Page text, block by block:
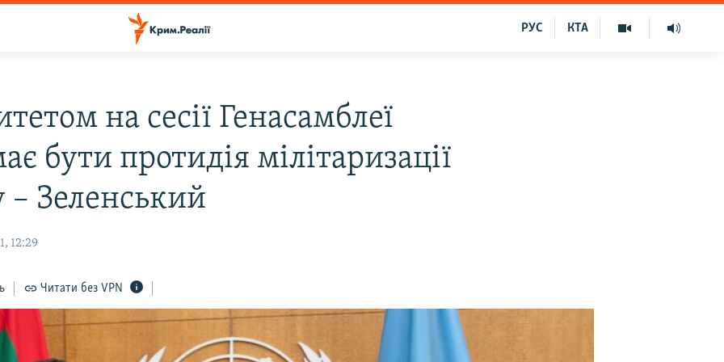
КТА
РУС
на сесії Генасамблеї
бути протидія мілітаризації
Зеленський
12:29
Читати без VPN